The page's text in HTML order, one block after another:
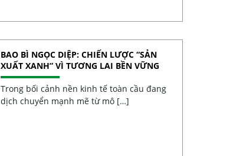
BAO BÌ NGỌC DIỆP: CHIẾN LƯỢC “SẢN
XUẤT XANH” VÌ TƯƠNG LAI BỀN VỮNG
Trong bối cảnh nền kinh tế toàn cầu đang
dịch chuyển mạnh mẽ từ mô […]